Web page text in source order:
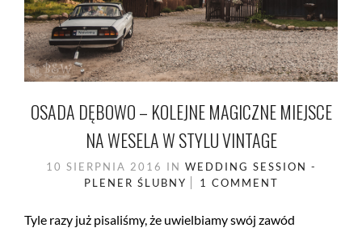
OSADA DĘBOWO – KOLEJNE MAGICZNE MIEJSCE
NA WESELA W STYLU VINTAGE
10 SIERPNIA 2016 IN WEDDING SESSION -
PLENER ŚLUBNY
1 COMMENT
Tyle razy już pisaliśmy, że uwielbiamy swój zawód